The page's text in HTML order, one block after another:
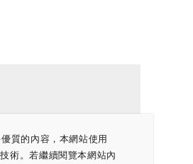
質的內容，本網站使用
術。若繼續閱覽本網站內